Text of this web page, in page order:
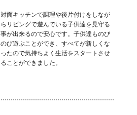
対面キッチンで調理や後片付けをしなが
らリビングで遊んでいる子供達を見守る
事が出来るので安心です。子供達ものび
のび遊ぶことができ、すべてが新しくな
ったので気持ちよく生活をスタートさせ
ることができました。